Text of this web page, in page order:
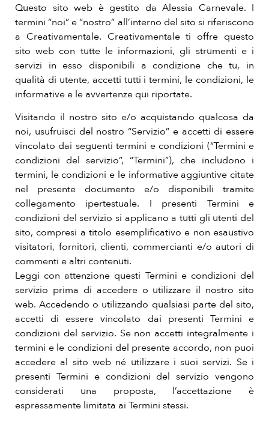
Questo sito web è gestito da Alessia Carnevale. I
termini “noi” e “nostro” all’interno del sito si riferiscono
a Creativamentale. Creativamentale ti offre questo
sito web con tutte le informazioni, gli strumenti e i
servizi in esso disponibili a condizione che tu, in
qualità di utente, accetti tutti i termini, le condizioni, le
informative e le avvertenze qui riportate.
Visitando il nostro sito e/o acquistando qualcosa da
noi, usufruisci del nostro “Servizio” e accetti di essere
vincolato dai seguenti termini e condizioni (“Termini e
condizioni del servizio”, “Termini”), che includono i
termini, le condizioni e le informative aggiuntive citate
nel presente documento e/o disponibili tramite
collegamento ipertestuale. I presenti Termini e
condizioni del servizio si applicano a tutti gli utenti del
sito, compresi a titolo esemplificativo e non esaustivo
visitatori, fornitori, clienti, commercianti e/o autori di
commenti e altri contenuti.
Leggi con attenzione questi Termini e condizioni del
servizio prima di accedere o utilizzare il nostro sito
web. Accedendo o utilizzando qualsiasi parte del sito,
accetti di essere vincolato dai presenti Termini e
condizioni del servizio. Se non accetti integralmente i
termini e le condizioni del presente accordo, non puoi
accedere al sito web né utilizzare i suoi servizi. Se i
presenti Termini e condizioni del servizio vengono
considerati una proposta, l’accettazione è
espressamente limitata ai Termini stessi.